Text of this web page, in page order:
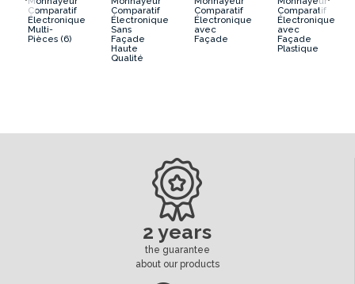
Comparatif
Électronique
Multi-
Pièces (6)
Comparatif
Électronique
Sans
Façade
Haute
Qualité
Comparatif
Électronique
avec
Façade
Comparatif
Électronique
avec
Façade
Plastique
2 years
the guarantee
about our products